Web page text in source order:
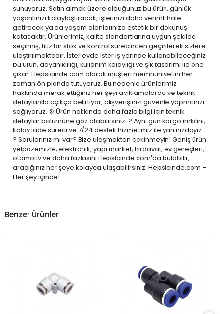
sunuyoruz. Satın almak üzere olduğunuz bu ürün, günlük
yaşantınızı kolaylaştıracak, işlerinizi daha verimli hale
getirecek ya da yaşam alanlarınıza estetik bir dokunuş
katacaktır. Ürünlerimiz, kalite standartlarına uygun şekilde
seçilmiş, titiz bir stok ve kontrol sürecinden geçirilerek sizlere
ulaştırılmaktadır. İster evde ister iş yerinde kullanabileceğiniz
bu ürün, dayanıklılığı, kullanım kolaylığı ve şık tasarımı ile öne
çıkar. Hepsicinde.com olarak müşteri memnuniyetini her
zaman ön planda tutuyoruz. Bu nedenle ürünlerimiz
hakkında merak ettiğiniz her şeyi açıklamalarda ve teknik
detaylarda açıkça belirtiyor, alışverişinizi güvenle yapmanızı
sağlıyoruz. ⚙️ Ürün hakkında daha fazla bilgi için teknik
detaylar bölümüne göz atabilirsiniz. ? Aynı gün kargo imkânı,
kolay iade süreci ve 7/24 destek hizmetimiz ile yanınızdayız.
? Sorularınız mı var? Bize ulaşmaktan çekinmeyin! Geniş ürün
yelpazemizle; elektronik, yapı market, hırdavat, ev gereçleri,
otomotiv ve daha fazlasını Hepsicinde.com'da bulabilir,
aradığınız her şeye kolayca ulaşabilirsiniz. Hepsicinde.com –
Her şey içinde!
Benzer Ürünler